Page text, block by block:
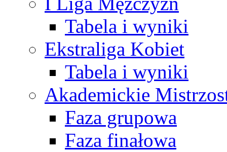
Tabela i wyniki
Ekstraliga Kobiet
Tabela i wyniki
Akademickie
Faza grupowa
Faza finałowa